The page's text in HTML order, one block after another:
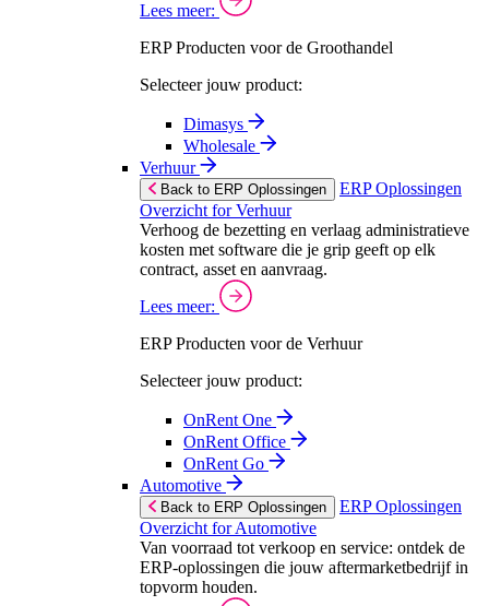
Lees meer:
ERP Producten voor de Groothandel
Selecteer jouw product:
Dimasys
Wholesale
Verhuur
Back to ERP Oplossingen
ERP Oplossingen
Overzicht for Verhuur
Verhoog de bezetting en verlaag administratieve
kosten met software die je grip geeft op elk
contract, asset en aanvraag.
Lees meer:
ERP Producten voor de Verhuur
Selecteer jouw product:
OnRent One
OnRent Office
OnRent Go
Automotive
Back to ERP Oplossingen
ERP Oplossingen
Overzicht for Automotive
Van voorraad tot verkoop en service: ontdek de
ERP-oplossingen die jouw aftermarketbedrijf in
topvorm houden.